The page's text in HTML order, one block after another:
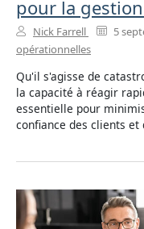
pour la
Nick Farrell 5
opérationnelles
Qu'il s'agisse de
la capacité à réagir
essentielle pour
confiance des clients